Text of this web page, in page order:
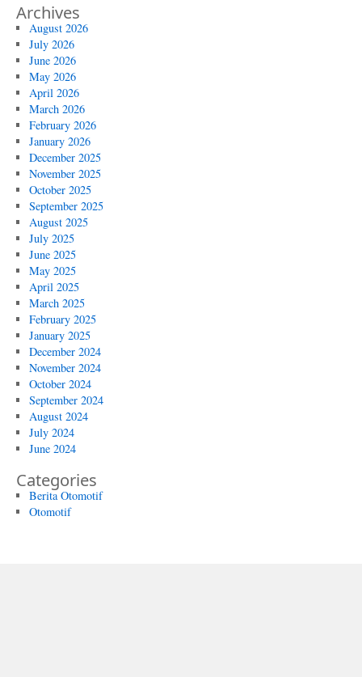
Archives
August 2026
July 2026
June 2026
May 2026
April 2026
March 2026
February 2026
January 2026
December 2025
November 2025
October 2025
September 2025
August 2025
July 2025
June 2025
May 2025
April 2025
March 2025
February 2025
January 2025
December 2024
November 2024
October 2024
September 2024
August 2024
July 2024
June 2024
Categories
Berita Otomotif
Otomotif